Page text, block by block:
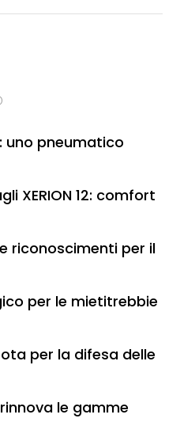
uno pneumatico
XERION 12: comfort
riconoscimenti per il
per le mietitrebbie
per la difesa delle
le gamme